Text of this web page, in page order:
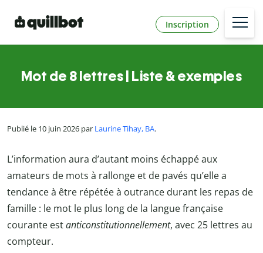
Inscription
Mot de 8 lettres | Liste & exemples
Publié le 10 juin 2026 par Laurine Tihay, BA.
L’information aura d’autant moins échappé aux
amateurs de mots à rallonge et de pavés qu’elle a
tendance à être répétée à outrance durant les repas de
famille : le mot le plus long de la langue française
courante estanticonstitutionnellement, avec 25 lettres au
compteur.